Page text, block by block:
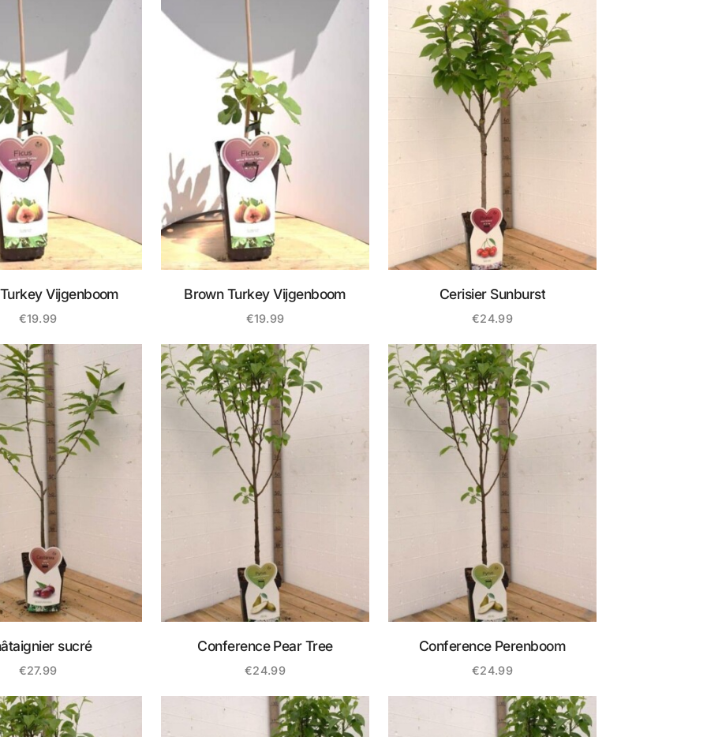
Vijgenboom
€19.99
Brown Turkey Vijgenboom
€19.99
Cerisier Sunburst
€24.99
sucré
€27.99
Conference Pear Tree
€24.99
Conference Perenboom
€24.99